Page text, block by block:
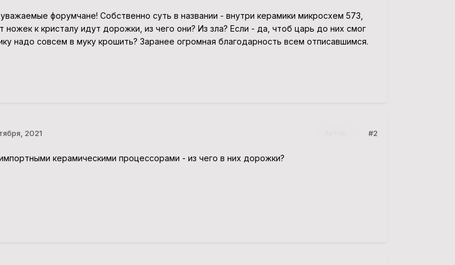
форумчане! Собственно суть в названии - внутри керамики микросхем 573,
ножек к кристалу идут дорожки, из чего они? Из зла? Если - да, чтоб царь до них смог
надо совсем в муку крошить? Заранее огромная благодарность всем отписавшимся.
#2
2021
керамическими процессорами - из чего в них дорожки?